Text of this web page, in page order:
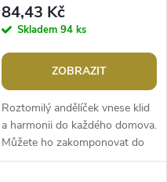
84,43 Kč
Skladem 94 ks
ZOBRAZIT
Roztomilý andělíček vnese klid
a harmonii do každého domova.
Můžete ho zakomponovat do
věnců a různých aranžmá. Hodí